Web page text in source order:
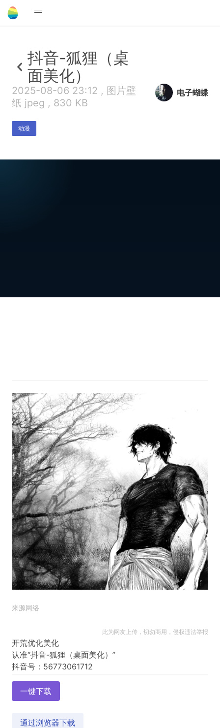
抖音-狐狸（桌
面美化）
2025-08-06 23:12 , 图片壁
纸 jpeg , 830 KB
动漫
电子蝴蝶
来源网络
此为网友上传，切勿商用，侵权违法举报
开荒优化美化
认准“抖音-狐狸（桌面美化）”
一键下载
通过浏览器下载